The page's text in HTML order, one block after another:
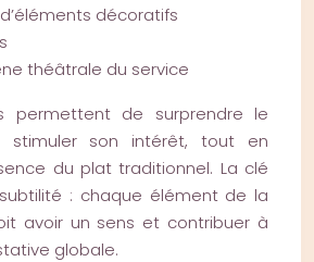
décoratifs
théâtrale du service
permettent de surprendre le
stimuler son intérêt, tout en
du plat traditionnel. La clé
: chaque élément de la
avoir un sens et contribuer à
globale.